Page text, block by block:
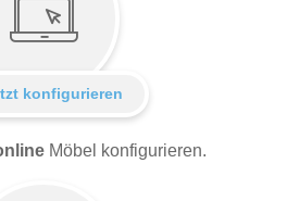
konfigurieren
Möbel konfigurieren.